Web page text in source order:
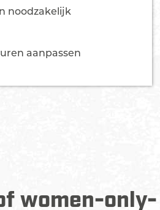
noodzakelijk
aanpassen
Tourist Info Ede
women-only-